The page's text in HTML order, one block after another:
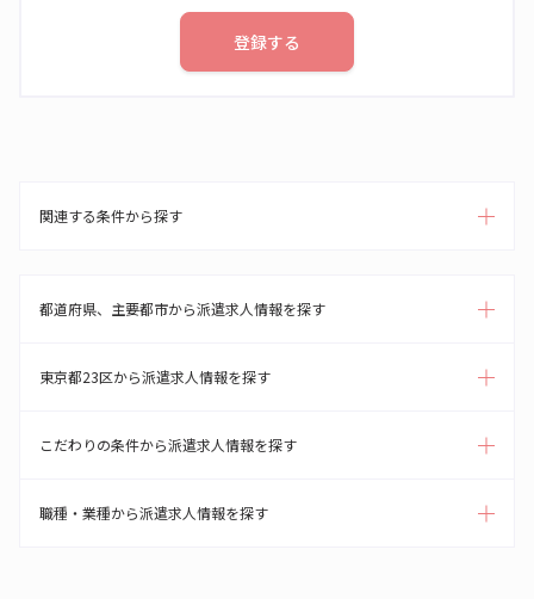
登録する
関連する条件から探す
都道府県、主要都市から派遣求人情報を探す
東京都23区から派遣求人情報を探す
こだわりの条件から派遣求人情報を探す
職種・業種から派遣求人情報を探す